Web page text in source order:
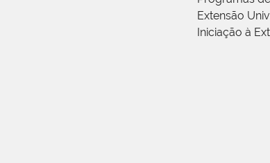
Extensão
Iniciação à